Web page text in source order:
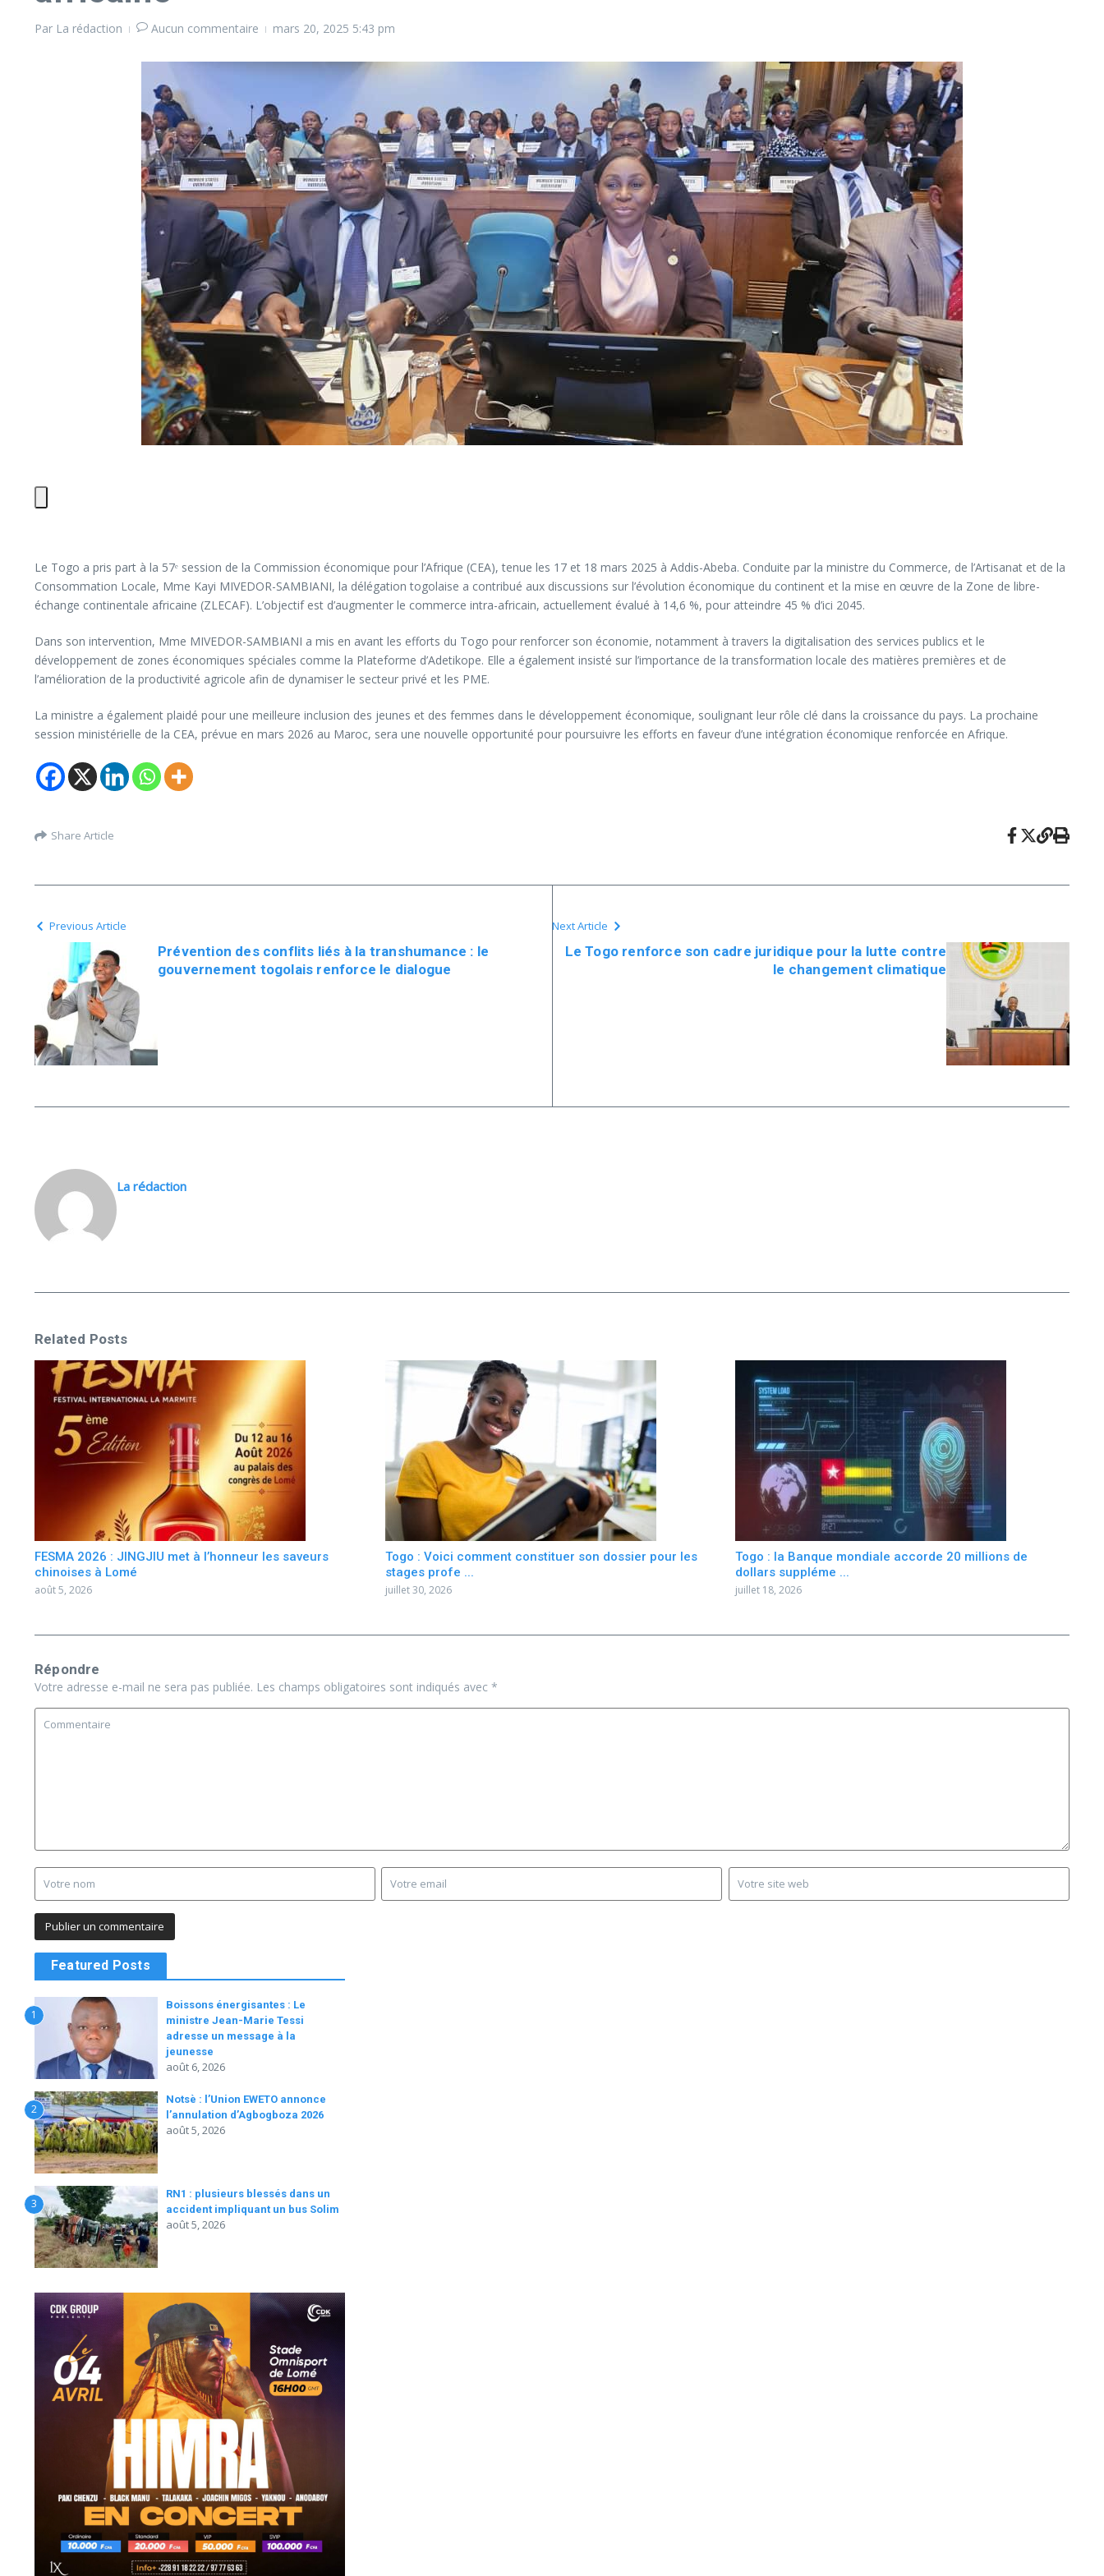
Par La rédaction Aucun commentaire mars 20, 2025 5:43 pm
Le Togo a pris part à la 57ᵉ session de la Commission économique pour l’Afrique (CEA), tenue les 17 et 18 mars 2025 à Addis-Abeba. Conduite par la ministre du Commerce, de l’Artisanat et de la
Consommation Locale, Mme Kayi MIVEDOR-SAMBIANI, la délégation togolaise a contribué aux discussions sur l’évolution économique du continent et la mise en œuvre de la Zone de libre-
échange continentale africaine (ZLECAF). L’objectif est d’augmenter le commerce intra-africain, actuellement évalué à 14,6 %, pour atteindre 45 % d’ici 2045.
Dans son intervention, Mme MIVEDOR-SAMBIANI a mis en avant les efforts du Togo pour renforcer son économie, notamment à travers la digitalisation des services publics et le
développement de zones économiques spéciales comme la Plateforme d’Adetikope. Elle a également insisté sur l’importance de la transformation locale des matières premières et de
l’amélioration de la productivité agricole afin de dynamiser le secteur privé et les PME.
La ministre a également plaidé pour une meilleure inclusion des jeunes et des femmes dans le développement économique, soulignant leur rôle clé dans la croissance du pays. La prochaine
session ministérielle de la CEA, prévue en mars 2026 au Maroc, sera une nouvelle opportunité pour poursuivre les efforts en faveur d’une intégration économique renforcée en Afrique.
Share Article
Previous Article
Prévention des conflits liés à la transhumance : le
gouvernement togolais renforce le dialogue
Next Article
Le Togo renforce son cadre juridique pour la lutte contre
le changement climatique
La rédaction
Related Posts
FESMA 2026 : JINGJIU met à l’honneur les saveurs
chinoises à Lomé
août 5, 2026
Togo : Voici comment constituer son dossier pour les
stages profe ...
juillet 30, 2026
Togo : la Banque mondiale accorde 20 millions de
dollars suppléme ...
juillet 18, 2026
Répondre
Votre adresse e-mail ne sera pas publiée. Les champs obligatoires sont indiqués avec *
Featured Posts
1
Boissons énergisantes : Le
ministre Jean-Marie Tessi
adresse un message à la
jeunesse
août 6, 2026
2
Notsè : l’Union EWETO annonce
l’annulation d’Agbogboza 2026
août 5, 2026
3
RN1 : plusieurs blessés dans un
accident impliquant un bus Solim
août 5, 2026